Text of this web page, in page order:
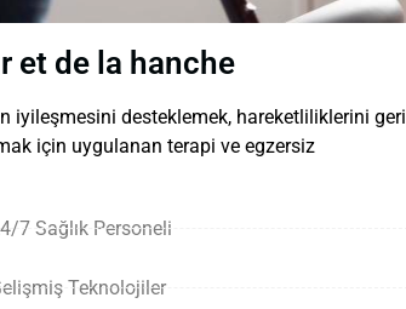
et de la hanche
iyileşmesini desteklemek, hareketliliklerini geri
için uygulanan terapi ve egzersiz
7 Sağlık Personeli
Teknolojiler